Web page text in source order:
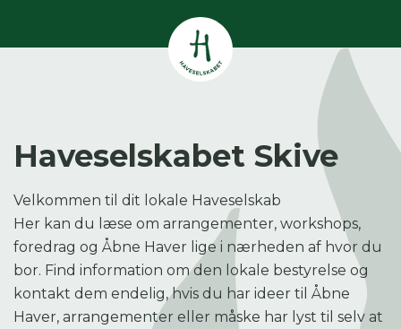
0resultater
0resultater
Åbne haver
Du skal indtaste minimum 3
tegn for at se resultater
Her kan du søge i hele vores katalog af
artikler, arrangementer, produkter og åbne
haver.
Haveselskabet Skive
Velkommen til dit lokale Haveselskab
Her kan du læse om arrangementer, workshops,
foredrag og Åbne Haver lige i nærheden af hvor du
bor. Find information om den lokale bestyrelse og
kontakt dem endelig, hvis du har ideer til Åbne
Haver, arrangementer eller måske har lyst til selv at